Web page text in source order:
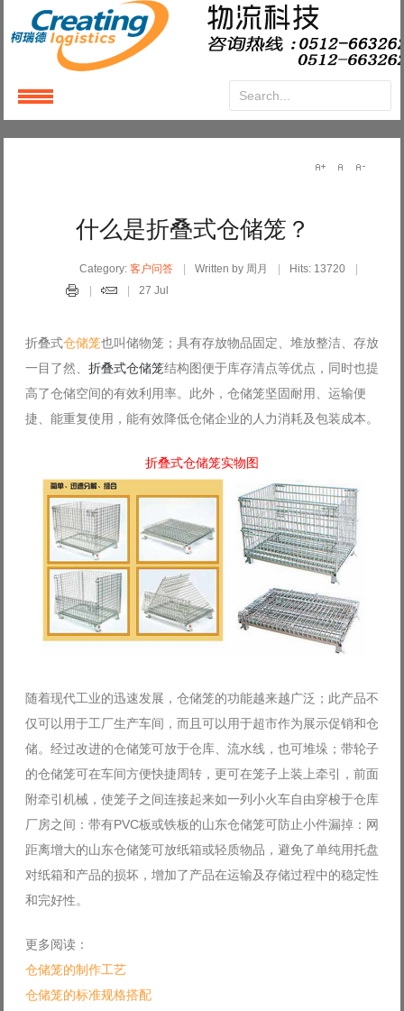
什么是折叠式仓储笼？
Category:客户问答 Written by 周月
Hits: 13720
27 Jul
折叠式仓储笼也叫储物笼；具有存放物品固定、堆放整洁、存放
一目了然、 折叠式仓储笼结构图便于库存清点等优点，同时也提
高了仓储空间的有效利用率。此外，仓储笼坚固耐用、运输便
捷、能重复使用，能有效降低仓储企业的人力消耗及包装成本。
折叠式仓储笼实物图
随着现代工业的迅速发展，仓储笼的功能越来越广泛；此产品不
仅可以用于工厂生产车间，而且可以用于超市作为展示促销和仓
储。经过改进的仓储笼可放于仓库、流水线，也可堆垛；带轮子
的仓储笼可在车间方便快捷周转，更可在笼子上装上牵引，前面
附牵引机械，使笼子之间连接起来如一列小火车自由穿梭于仓库
厂房之间：带有PVC板或铁板的山东仓储笼可防止小件漏掉：网
距离增大的山东仓储笼可放纸箱或轻质物品，避免了单纯用托盘
对纸箱和产品的损坏，增加了产品在运输及存储过程中的稳定性
和完好性。
更多阅读：
仓储笼的制作工艺
仓储笼的标准规格搭配
LoginorRegister
Log in with Facebook